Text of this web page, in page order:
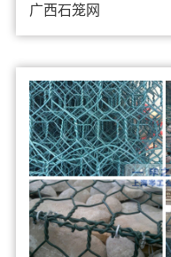
广西石笼网